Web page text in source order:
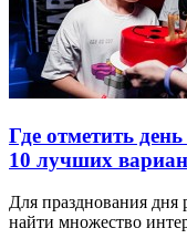
Где отметить
10 лучших
Для празднования
найти множество